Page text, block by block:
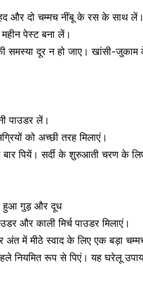
और दो चम्मच नींबू के रस के साथ लें।
पेस्ट बना लें।
दूर न हो जाए। खांसी-जुकाम
पाउडर लें।
को अच्छी तरह मिलाएं।
बार पियें। सर्दी के शुरुआती चरण के
हुआ गुड़ और दूध
और काली मिर्च पाउडर मिलाएं।
में मीठे स्वाद के लिए एक बड़ा
नियमित रूप से पिएं। यह घरेलू